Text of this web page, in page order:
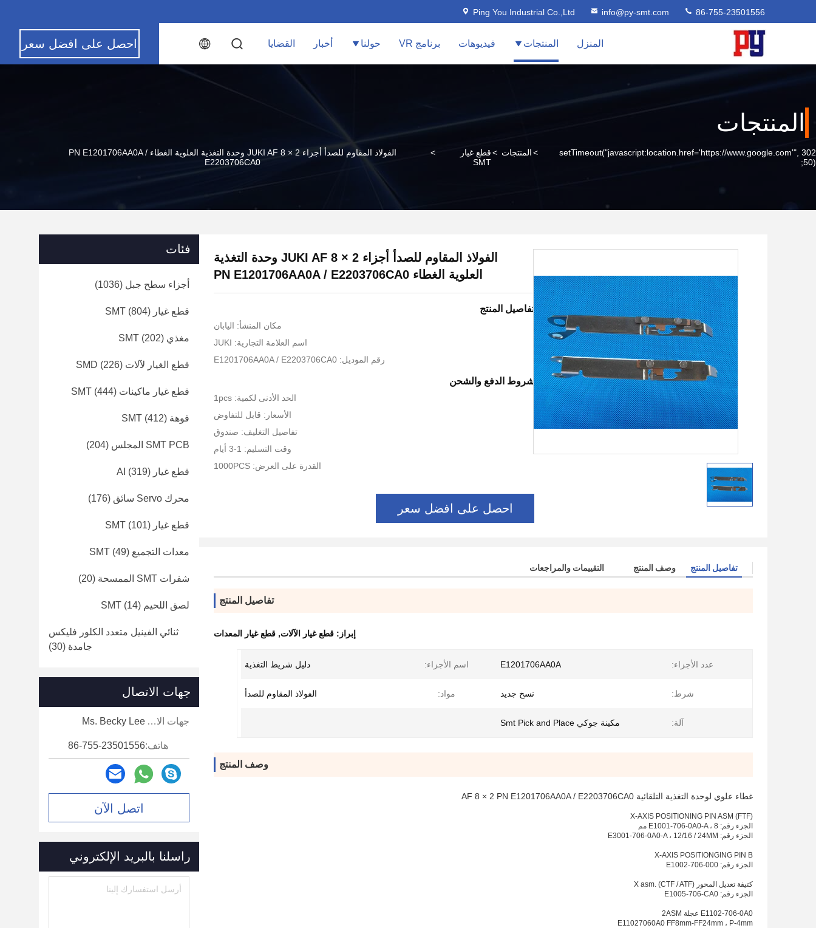
Ping You Industrial Co.,Ltd info@py-smt.com 86-755-23501556
المنزل المنتجات فيديوهات برنامج VR حولنا أخبار القضايا احصل على افضل سعر
المنتجات
302 setTimeout("javascript:location.href='https://www.google.com'",
50);
>المنتجات >قطع غيار
SMT
>
الفولاذ المقاوم للصدأ أجزاء JUKI AF 8 × 2 وحدة التغذية العلوية الغطاء PN E1201706AA0A /
E2203706CA0
الفولاذ المقاوم للصدأ أجزاء JUKI AF 8 × 2 وحدة التغذية
العلوية الغطاء PN E1201706AA0A / E2203706CA0
تفاصيل المنتج
مكان المنشأ: اليابان
اسم العلامة التجارية: JUKI
رقم الموديل: E1201706AA0A / E2203706CA0
شروط الدفع والشحن
الحد الأدنى لكمية: 1pcs
الأسعار: قابل للتفاوض
تفاصيل التغليف: صندوق
وقت التسليم: 1-3 أيام
القدرة على العرض: 1000PCS
احصل على افضل سعر
تفاصيل المنتج وصف المنتج التقييمات والمراجعات
تفاصيل المنتج
إبراز: قطع غيار الآلات, قطع غيار المعدات
عدد الأجزاء: E1201706AA0A اسم الأجزاء: دليل شريط التغذية
شرط: نسخ جديد مواد: الفولاذ المقاوم للصدأ
آلة: مكينة جوكي Smt Pick and Place
وصف المنتج
غطاء علوي لوحدة التغذية التلقائية AF 8 × 2 PN E1201706AA0A / E2203706CA0
X-AXIS POSITIONING PIN ASM (FTF)
الجزء رقم: E1001-706-0A0-A ، 8 مم
الجزء رقم: E3001-706-0A0-A ، 12/16 / 24MM
X-AXIS POSITIONGING PIN B
الجزء رقم: E1002-706-000
كتيفة تعديل المحور X asm. (CTF / ATF)
الجزء رقم: E1005-706-CA0
E1102-706-0A0 عجلة 2ASM
E11027060A0 FF8mm-FF24mm ، P-4mm
فئات
أجزاء سطح جبل (1036)
قطع غيار SMT (804)
مغذي SMT (202)
قطع الغيار لآلات SMD (226)
قطع غيار ماكينات SMT (444)
فوهة SMT (412)
SMT PCB المجلس (204)
قطع غيار AI (319)
محرك Servo سائق (176)
قطع غيار SMT (101)
معدات التجميع SMT (49)
شفرات SMT الممسحة (20)
لصق اللحيم SMT (14)
ثنائي الفينيل متعدد الكلور فليكس
جامدة (30)
جهات الاتصال
جهات الاتصال: Ms. Becky Lee
هاتف:86-755-23501556
اتصل الآن
راسلنا بالبريد الإلكتروني